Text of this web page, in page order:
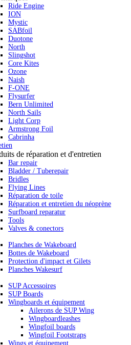
Ride Engine
ION
Mystic
SABfoil
Duotone
North
Slingshot
Core Kites
Ozone
Naish
F-ONE
Flysurfer
Bern Unlimited
North Sails
Light Corp
Armstrong Foil
Cabrinha
de réparation et d'entretien
Bar repair
Bladder / Tuberepair
Bridles
Flying Lines
Réparation de toile
Réparation et entretien du néoprène
Surfboard reparatur
Tools
Valves & conectors
Planches de Wakeboard
Bottes de Wakeboard
Protection d'impact et Gilets
Planches Wakesurf
SUP Accessoires
SUP Boards
Wingboards et équipement
Ailerons de SUP Wing
Wingboardleashes
Wingfoil boards
Wingfoil Footstraps
Wings et équipement